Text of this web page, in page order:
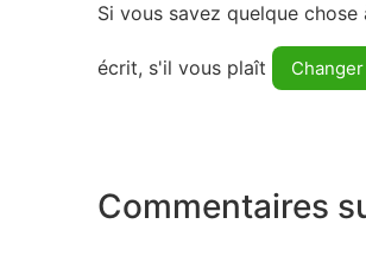
Si vous savez quelque
écrit, s'il vous plaît
Commentaires